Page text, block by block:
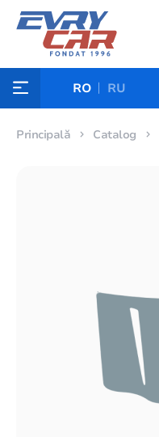
RO RU
Principală Catalog